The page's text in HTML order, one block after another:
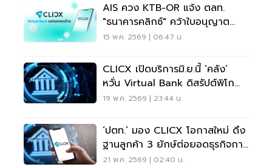
AIS ควง KTB-OR แจ้ง ตลท.
"ธนาคารคลิกซ์" คว้าใบอนุญาต
Virtual Bank แล้ว
15 พ.ค. 2569 | 06:47 น.
CLICX เปิดบริการมิ.ย.นี้ ‘คลัง’
หวั่น Virtual Bank ดิสรัปต์พิโก
ไฟแนนซ์
19 พ.ค. 2569 | 23:44 น.
‘ปตท.’ มอง CLICX โอกาสใหม่ ดึง
ฐานลูกค้า 3 ยักษ์ต่อยอดธุรกิจการ
เงิน
21 พ.ค. 2569 | 02:40 น.